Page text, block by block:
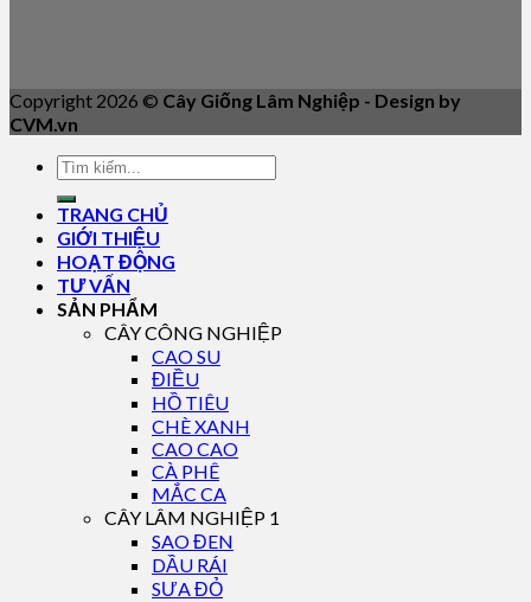
Copyright 2026 © Cây Giống Lâm Nghiệp - Design by
CVM.vn
TRANG CHỦ
GIỚI THIỆU
HOẠT ĐỘNG
TƯ VẤN
SẢN PHẨM
CÂY CÔNG NGHIỆP
CAO SU
ĐIỀU
HỒ TIÊU
CHÈ XANH
CAO CAO
CÀ PHÊ
MẮC CA
CÂY LÂM NGHIỆP 1
SAO ĐEN
DẦU RÁI
SƯA ĐỎ